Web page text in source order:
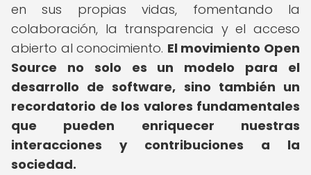
en sus propias vidas, fomentando la
colaboración, la transparencia y el acceso
abierto al conocimiento. El movimiento Open
Source no solo es un modelo para el
desarrollo de software, sino también un
recordatorio de los valores fundamentales
que pueden enriquecer nuestras
interacciones y contribuciones a la
sociedad.